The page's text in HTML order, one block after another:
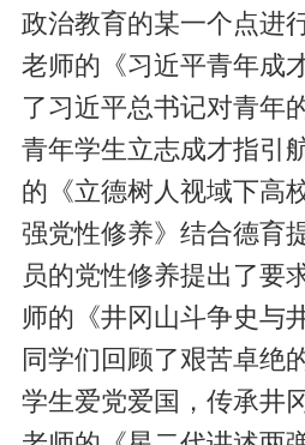
政治教育的某一个点进
老师的《习近平青年成
了习近平总书记对青年
青年学生立志成才指引
的《立德树人视域下高
强党性修养》结合德育
员的党性修养提出了要
师的《井冈山斗争史与
同学们回顾了艰苦卓绝
学生爱党爱国，传承井